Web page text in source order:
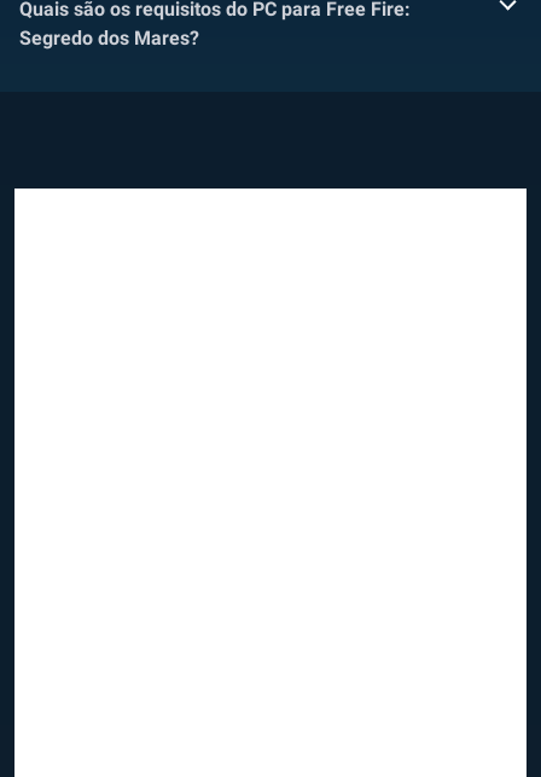
Quais são os requisitos do PC para Free Fire:
Segredo dos Mares?